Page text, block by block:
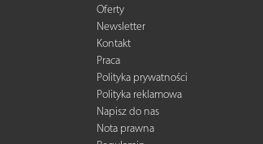
Oferty
Newsletter
Kontakt
Praca
Polityka prywatności
Polityka reklamowa
Napisz do nas
Nota prawna